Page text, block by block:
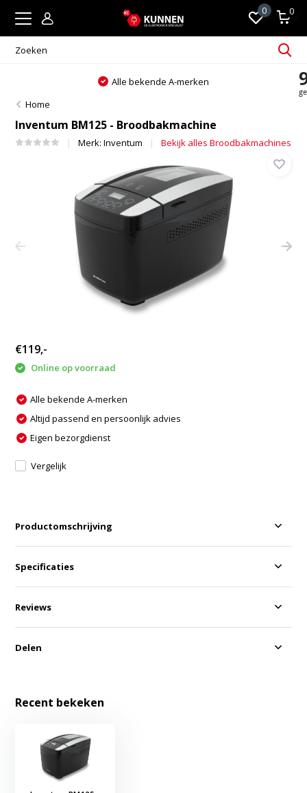
0 0
Alle bekende A-merken
Home
Inventum BM125 - Broodbakmachine
Merk:Inventum Bekijk alles Broodbakmachines
€119,-
Online op voorraad
Alle bekende A-merken
Altijd passend en persoonlijk advies
Eigen bezorgdienst
Vergelijk
Productomschrijving
Specificaties
Reviews
Delen
Recent bekeken